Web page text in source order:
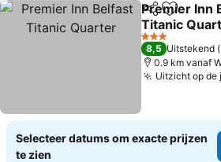
Delen
Premier Inn
Titanic
3 Sterren
8,5 Uitstekend
0.9 km vanaf
Uitzicht op de
Selecteer datums om exacte prijzen
te zien